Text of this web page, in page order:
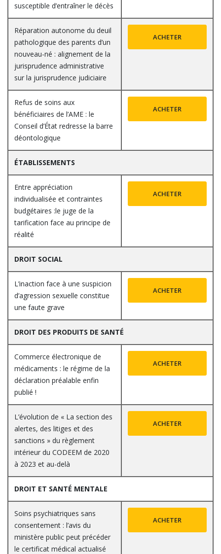
susceptible d’entraîner le décès
Réparation autonome du deuil
pathologique des parents d’un
nouveau-né : alignement de la
jurisprudence administrative
sur la jurisprudence judiciaire
ACHETER
Refus de soins aux
bénéficiaires de l’AME : le
Conseil d’État redresse la barre
déontologique
ACHETER
ÉTABLISSEMENTS
Entre appréciation
individualisée et contraintes
budgétaires :le juge de la
tarification face au principe de
réalité
ACHETER
DROIT SOCIAL
L’inaction face à une suspicion
d’agression sexuelle constitue
une faute grave
ACHETER
DROIT DES PRODUITS DE SANTÉ
Commerce électronique de
médicaments : le régime de la
déclaration préalable enfin
publié !
ACHETER
L’évolution de « La section des
alertes, des litiges et des
sanctions » du règlement
intérieur du CODEEM de 2020
à 2023 et au-delà
ACHETER
DROIT ET SANTÉ MENTALE
Soins psychiatriques sans
consentement : l’avis du
ministère public peut précéder
le certificat médical actualisé
ACHETER